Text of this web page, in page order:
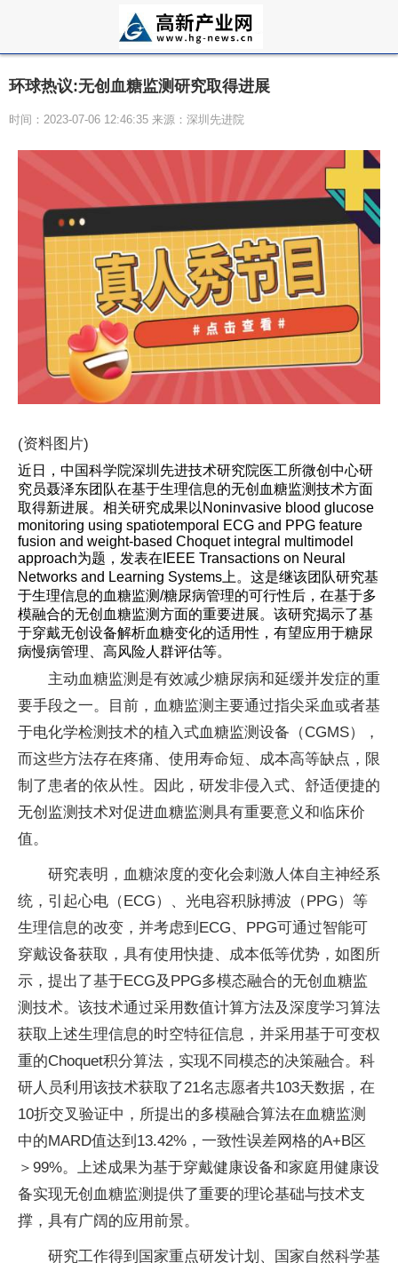
环球热议:无创血糖监测研究取得进展
时间：2023-07-06 12:46:35 来源：深圳先进院
(资料图片)
近日，中国科学院深圳先进技术研究院医工所微创中心研
究员聂泽东团队在基于生理信息的无创血糖监测技术方面
取得新进展。相关研究成果以Noninvasive blood glucose
monitoring using spatiotemporal ECG and PPG feature
fusion and weight-based Choquet integral multimodel
approach为题，发表在IEEE Transactions on Neural
Networks and Learning Systems上。这是继该团队研究基
于生理信息的血糖监测/糖尿病管理的可行性后，在基于多
模融合的无创血糖监测方面的重要进展。该研究揭示了基
于穿戴无创设备解析血糖变化的适用性，有望应用于糖尿
病慢病管理、高风险人群评估等。
主动血糖监测是有效减少糖尿病和延缓并发症的重
要手段之一。目前，血糖监测主要通过指尖采血或者基
于电化学检测技术的植入式血糖监测设备（CGMS），
而这些方法存在疼痛、使用寿命短、成本高等缺点，限
制了患者的依从性。因此，研发非侵入式、舒适便捷的
无创监测技术对促进血糖监测具有重要意义和临床价
值。
研究表明，血糖浓度的变化会刺激人体自主神经系
统，引起心电（ECG）、光电容积脉搏波（PPG）等
生理信息的改变，并考虑到ECG、PPG可通过智能可
穿戴设备获取，具有使用快捷、成本低等优势，如图所
示，提出了基于ECG及PPG多模态融合的无创血糖监
测技术。该技术通过采用数值计算方法及深度学习算法
获取上述生理信息的时空特征信息，并采用基于可变权
重的Choquet积分算法，实现不同模态的决策融合。科
研人员利用该技术获取了21名志愿者共103天数据，在
10折交叉验证中，所提出的多模融合算法在血糖监测
中的MARD值达到13.42%，一致性误差网格的A+B区
＞99%。上述成果为基于穿戴健康设备和家庭用健康设
备实现无创血糖监测提供了重要的理论基础与技术支
撑，具有广阔的应用前景。
研究工作得到国家重点研发计划、国家自然科学基